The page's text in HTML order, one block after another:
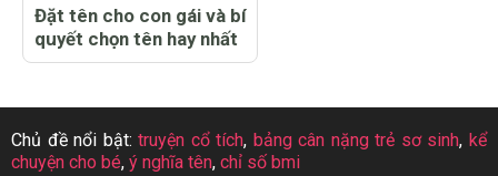
Đặt tên cho con gái và bí
quyết chọn tên hay nhất
Chủ đề nổi bật:truyện cổ tích, bảng cân nặng trẻ sơ sinh,kể
chuyện cho bé, ý nghĩa tên, chỉ số bmi